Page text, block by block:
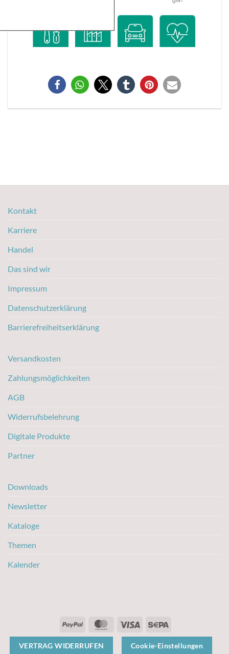
Kontakt
Karriere
Handel
Das sind wir
Impressum
Datenschutzerklärung
Barrierefreiheitserklärung
Versandkosten
Zahlungsmöglichkeiten
AGB
Widerrufsbelehrung
Digitale Produkte
Partner
Downloads
Newsletter
Kataloge
Themen
Kalender
PayPal MasterCard
Visa Sepa
VERTRAG WIDERRUFEN Cookie-Einstellungen